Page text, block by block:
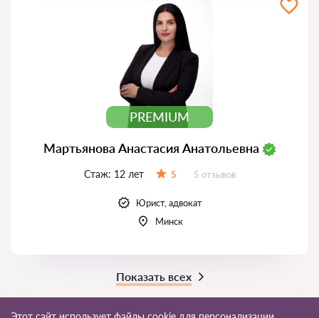
PREMIUM
Мартьянова Анастасия Анатольевна
Стаж: 12 лет 5 Отзывов:
5 отзывов
Юрист, адвокат
Минск
Показать всех